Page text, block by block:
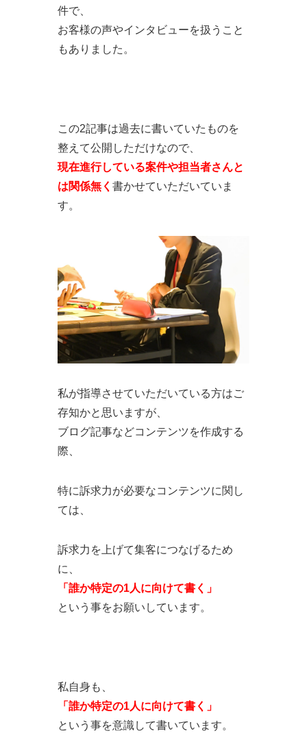
件で、
お客様の声やインタビューを扱うこと
もありました。
この2記事は過去に書いていたものを
整えて公開しただけなので、
現在進行している案件や担当者さんと
は関係無く 書かせていただいていま
す。
私が指導させていただいている方はご
存知かと思いますが、
ブログ記事などコンテンツを作成する
際、
特に訴求力が必要なコンテンツに関し
ては、
訴求力を上げて集客につなげるため
に、
「誰か特定の1人に向けて書く」
という事をお願いしています。
私自身も、
「誰か特定の1人に向けて書く」
という事を意識して書いています。